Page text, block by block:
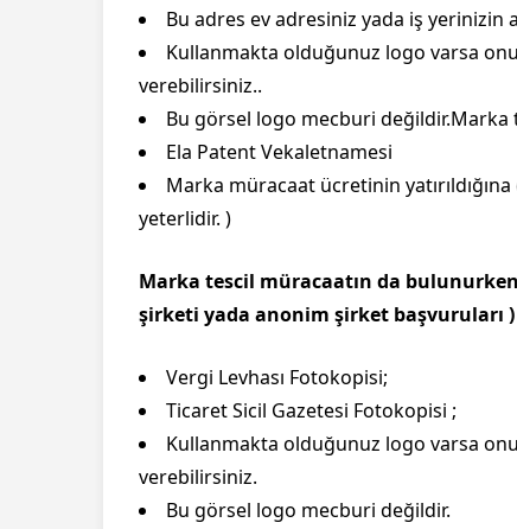
Bu adres ev adresiniz yada iş yerinizin
Kullanmakta olduğunuz logo varsa
verebilirsiniz..
Bu görsel logo mecburi değildir.Marka
Ela Patent Vekaletnamesi
Marka müracaat ücretinin
yeterlidir. )
Marka tescil müracaatın da
şirketi yada anonim şirket başvuruları )
Vergi Levhası Fotokopisi;
Ticaret Sicil Gazetesi Fotokopisi ;
Kullanmakta olduğunuz logo varsa
verebilirsiniz.
Bu görsel logo mecburi değildir.